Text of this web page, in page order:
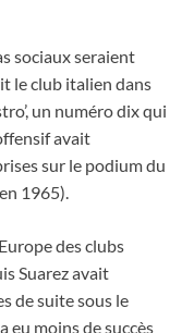
sociaux seraient
le club italien dans
un numéro dix qui
avait
sur le podium du
1965).
des clubs
Suarez avait
de suite sous le
eu moins de succès